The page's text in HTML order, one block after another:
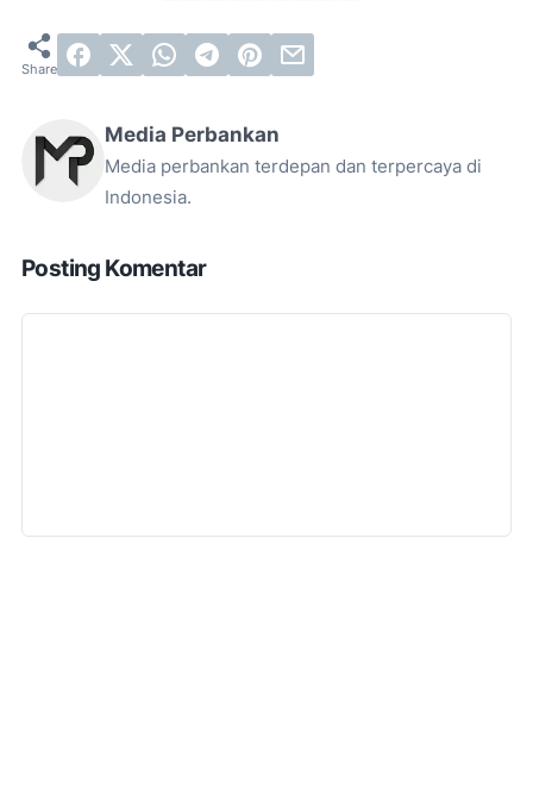
Media Perbankan
Media perbankan terdepan dan terpercaya di
Indonesia.
Posting Komentar